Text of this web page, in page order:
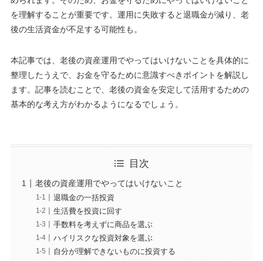
を理解することが重要です。運用に失敗すると退職金が減り、老
後の生活資金が不足する可能性も。
本記事では、老後の資産運用でやってはいけないことを具体的に
整理したうえで、お金を守るために意識すべきポイントを解説し
ます。記事を読むことで、老後の資金を安定して活用するための
基本的な考え方がわかるようになるでしょう。
目次
老後の資産運用でやってはいけないこと
退職金の一括投資
生活費を投資に回す
手数料を考えずに商品を選ぶ
ハイリスクな投資対象を選ぶ
自分が理解できないものに投資する